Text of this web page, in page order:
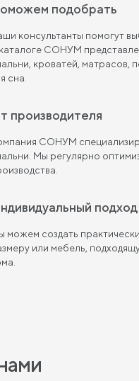
Поможем подобрать
консультанты помогут
СОНУМ
кроватей, матрасов,
сна.
от производителя
СОНУМ
Мы регулярно
Индивидуальный подход
можем создать
или мебель,